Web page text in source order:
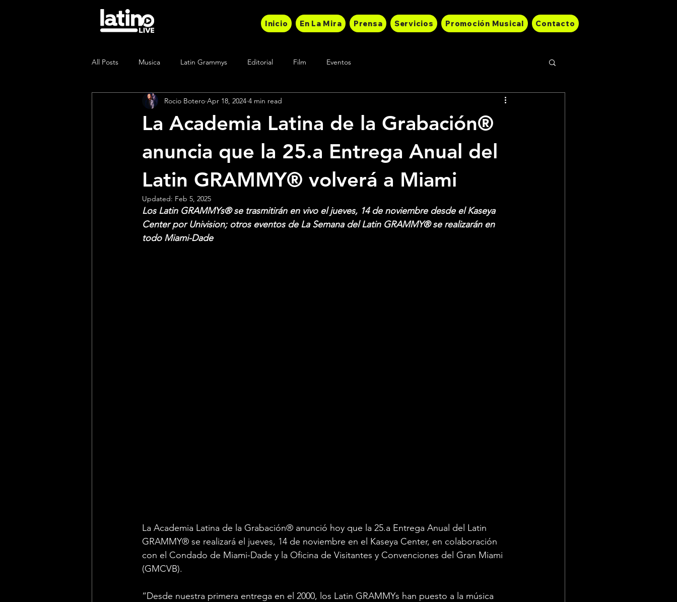
Inicio En La Mira Prensa Servicios Promoción Musical Contacto
All Posts Musica Latin Grammys Editorial Film Eventos
La Academia Latina de la Grabación®
anuncia que la 25.a Entrega Anual del
Latin GRAMMY® volverá a Miami
Rocio Botero Apr 18, 2024 4 min read
Updated: Feb 5, 2025
Los Latin GRAMMYs® se trasmitirán en vivo el jueves, 14 de noviembre desde el Kaseya
Center por Univision; otros eventos de La Semana del Latin GRAMMY® se realizarán en
todo Miami-Dade
La Academia Latina de la Grabación® anunció hoy que la 25.a Entrega Anual del Latin
GRAMMY® se realizará el jueves, 14 de noviembre en el Kaseya Center, en colaboración
con el Condado de Miami-Dade y la Oficina de Visitantes y Convenciones del Gran Miami
(GMCVB).
“Desde nuestra primera entrega en el 2000, los Latin GRAMMYs han puesto a la música